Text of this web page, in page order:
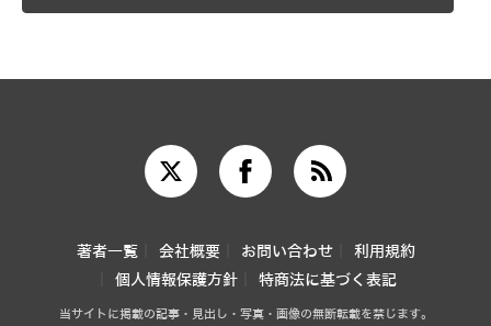
著者一覧 会社概要 お問い合わせ
利用規約
個人情報保護方針
特商法に基づく表記
当サイトに掲載の記事・見出し・写真・画像の無断転載を禁じます。